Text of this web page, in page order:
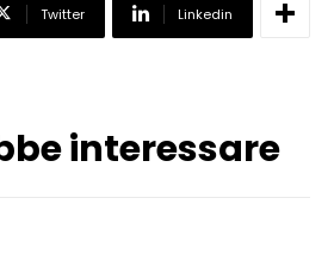
Twitter Linkedin
interessare